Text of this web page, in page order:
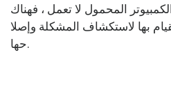
المحمول لا تعمل ، فهناك
بها لاستكشاف المشكلة وإصلا
حها.